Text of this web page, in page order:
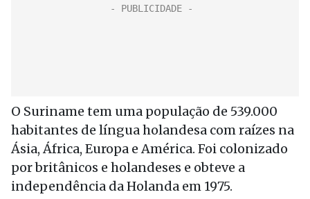
O Suriname tem uma população de 539.000
habitantes de língua holandesa com raízes na
Ásia, África, Europa e América. Foi colonizado
por britânicos e holandeses e obteve a
independência da Holanda em 1975.